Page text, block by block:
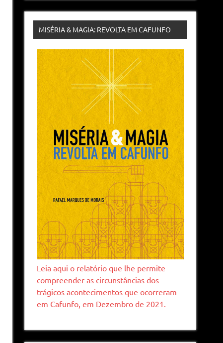
MISÉRIA & MAGIA: REVOLTA EM CAFUNFO
Leia aqui o relatório que lhe permite
compreender as circunstâncias dos
trágicos acontecimentos que ocorreram
em Cafunfo, em Dezembro de 2021.